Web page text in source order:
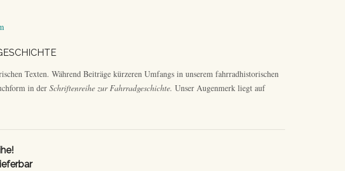
Texten. Während Beiträge kürzeren Umfangs in unserem fahrradhistorischen
in der Schriftenreihe zur Fahrradgeschichte. Unser Augenmerk liegt auf